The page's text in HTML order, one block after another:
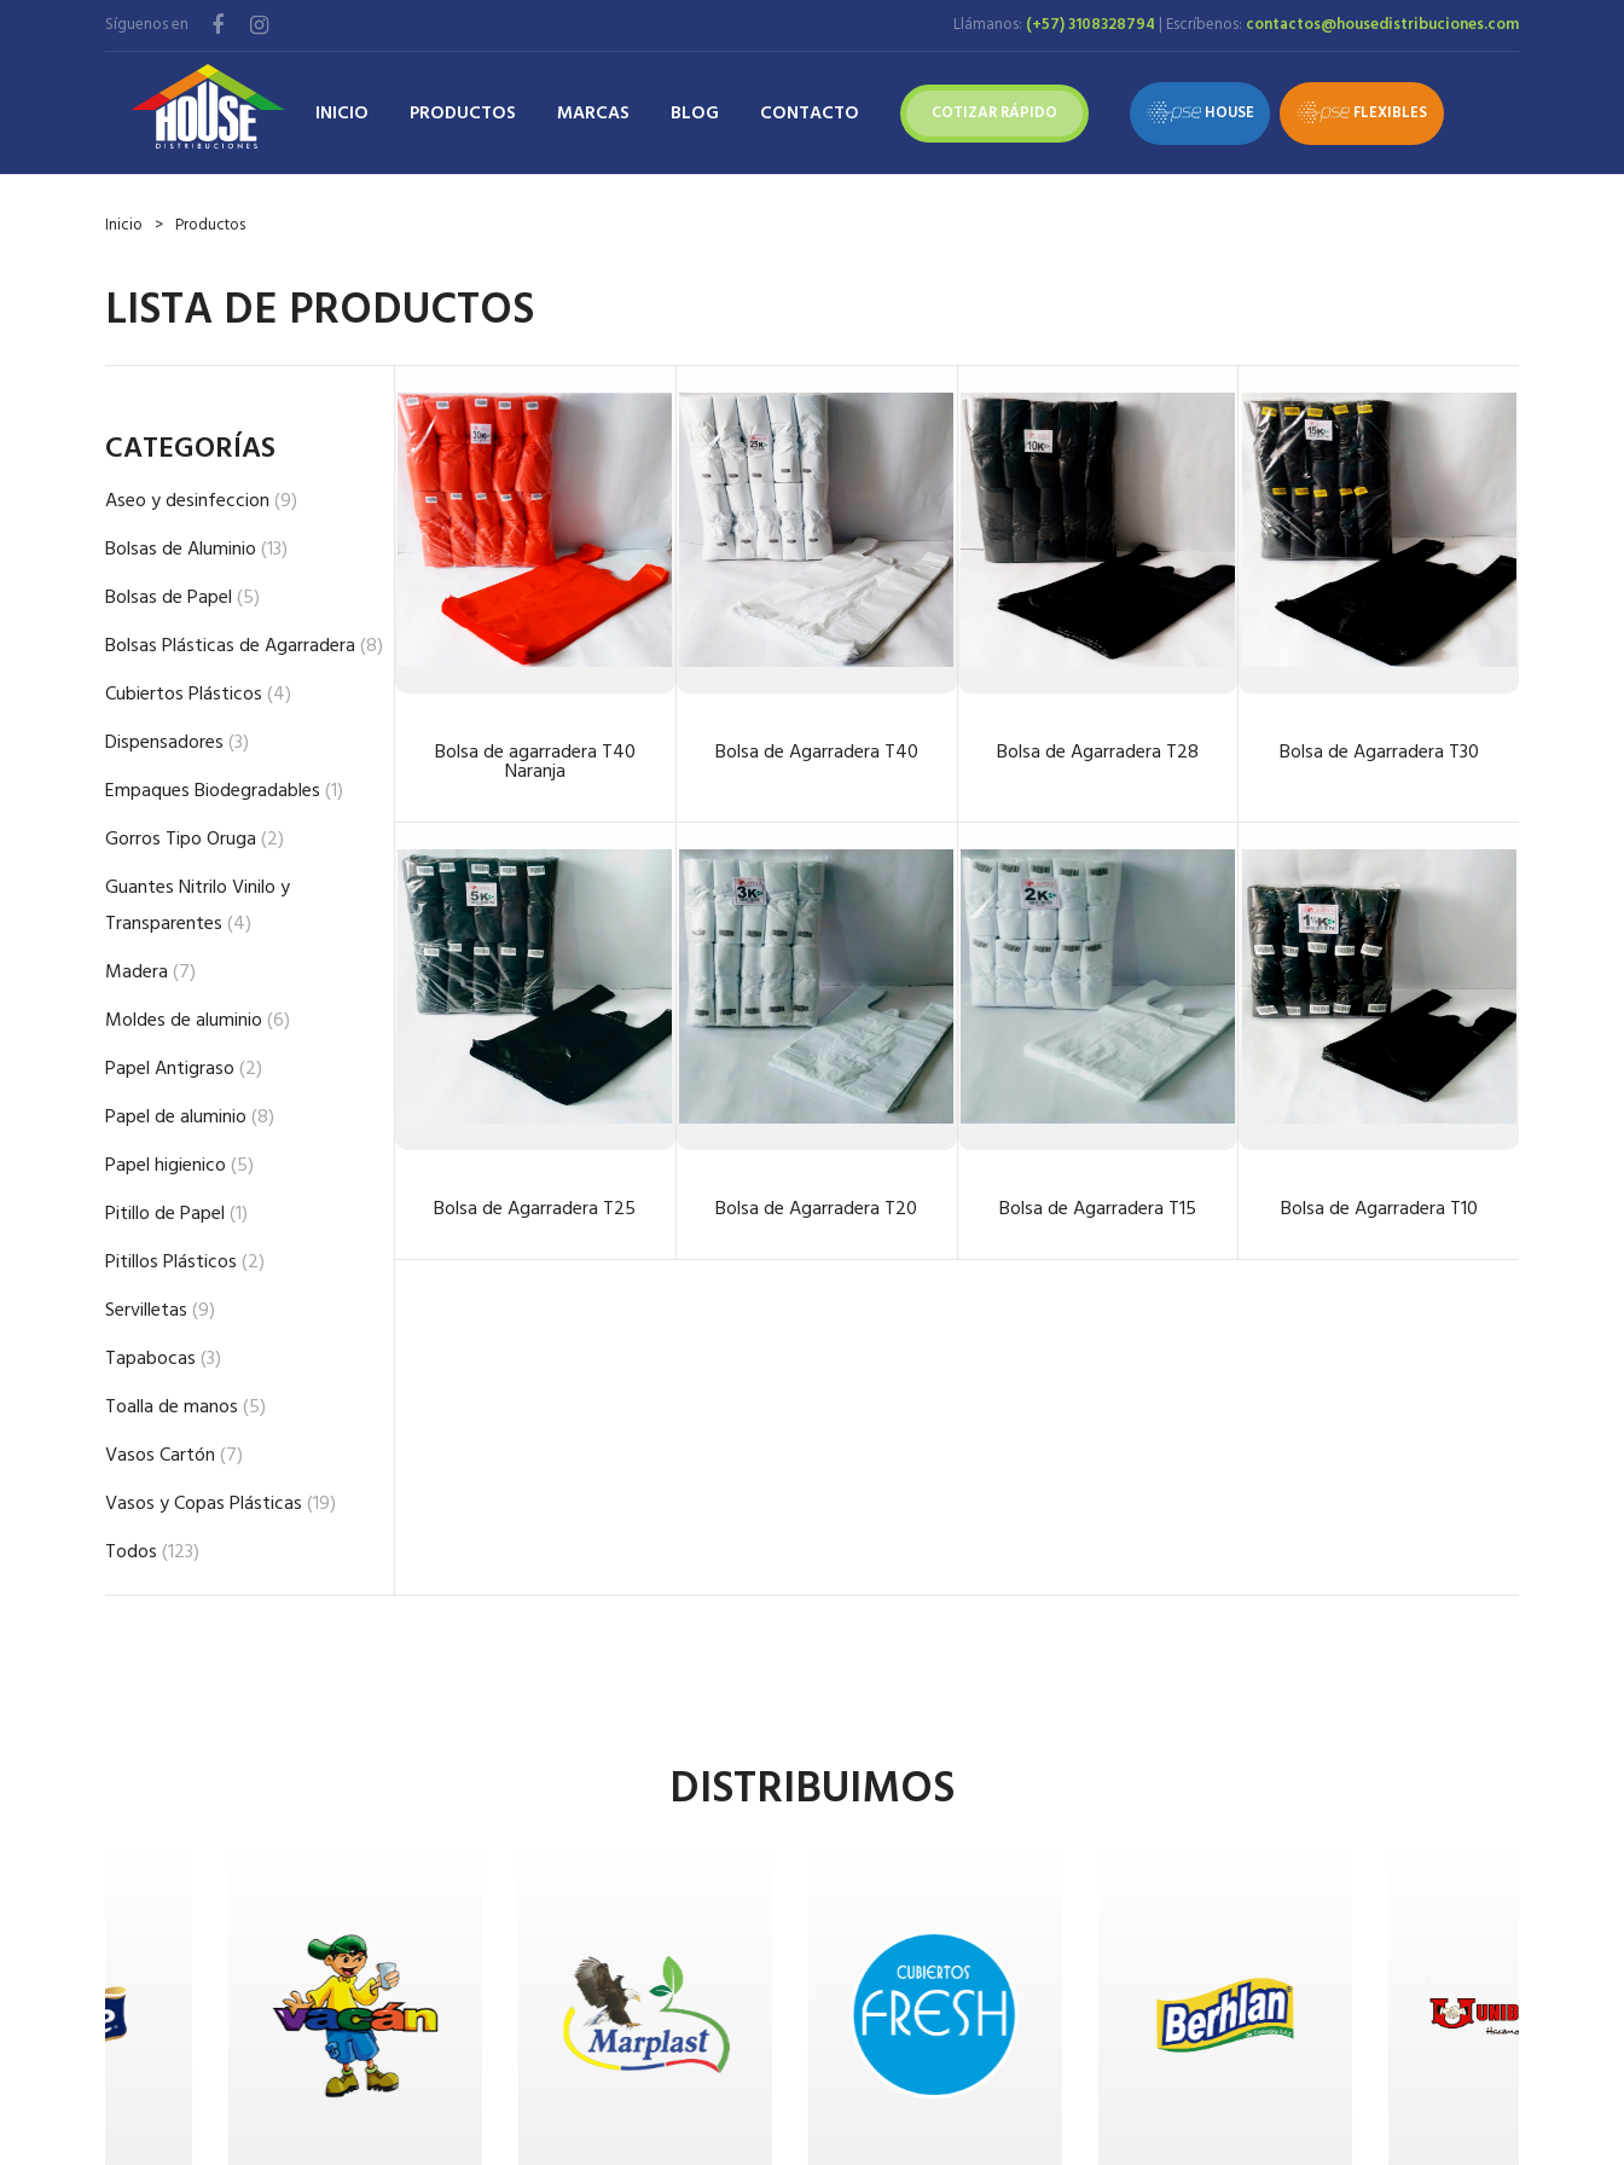
Síguenos en Llámanos: (+57) 3108328794 | Escríbenos: contactos@housedistribuciones.com
INICIO PRODUCTOS MARCAS BLOG CONTACTO COTIZAR RÁPIDO HOUSE FLEXIBLES
Inicio Productos
LISTA DE PRODUCTOS
CATEGORÍAS
Aseo y desinfeccion (9)
Bolsas de Aluminio (13)
Bolsas de Papel (5)
Bolsas Plásticas de Agarradera (8)
Cubiertos Plásticos (4)
Dispensadores (3)
Empaques Biodegradables (1)
Gorros Tipo Oruga (2)
Guantes Nitrilo Vinilo y
Transparentes (4)
Madera (7)
Moldes de aluminio (6)
Papel Antigraso (2)
Papel de aluminio (8)
Papel higienico (5)
Pitillo de Papel (1)
Pitillos Plásticos (2)
Servilletas (9)
Tapabocas (3)
Toalla de manos (5)
Vasos Cartón (7)
Vasos y Copas Plásticas (19)
Todos (123)
Bolsa de agarradera T40
Naranja
Bolsa de Agarradera T40 Bolsa de Agarradera T28 Bolsa de Agarradera T30
Bolsa de Agarradera T25 Bolsa de Agarradera T20 Bolsa de Agarradera T15 Bolsa de Agarradera T10
DISTRIBUIMOS